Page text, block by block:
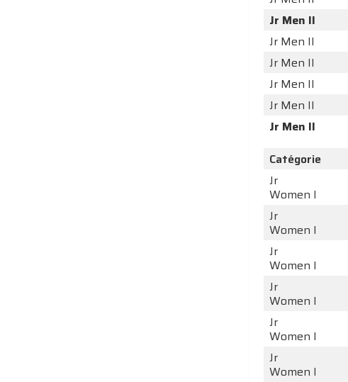
Jr Men II
Jr Men II
Jr Men II
Jr Men II
Jr Men II
Jr Men II
Catégorie
Jr
Women I
Jr
Women I
Jr
Women I
Jr
Women I
Jr
Women I
Jr
Women I